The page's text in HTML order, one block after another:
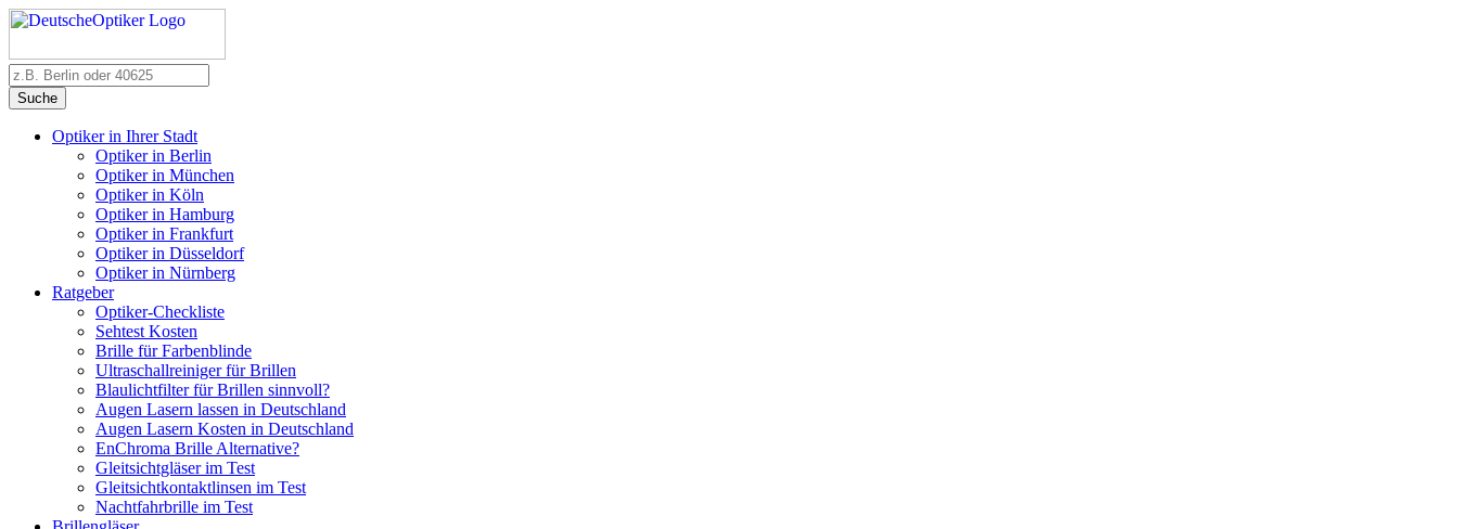
Suche
Optiker in Ihrer Stadt
Optiker in Berlin
Optiker in München
Optiker in Köln
Optiker in Hamburg
Optiker in Frankfurt
Optiker in Düsseldorf
Optiker in Nürnberg
Ratgeber
Optiker-Checkliste
Sehtest Kosten
Brille für Farbenblinde
Ultraschallreiniger für Brillen
Blaulichtfilter für Brillen sinnvoll?
Augen Lasern lassen in Deutschland
Augen Lasern Kosten in Deutschland
EnChroma Brille Alternative?
Gleitsichtgläser im Test
Gleitsichtkontaktlinsen im Test
Nachtfahrbrille im Test